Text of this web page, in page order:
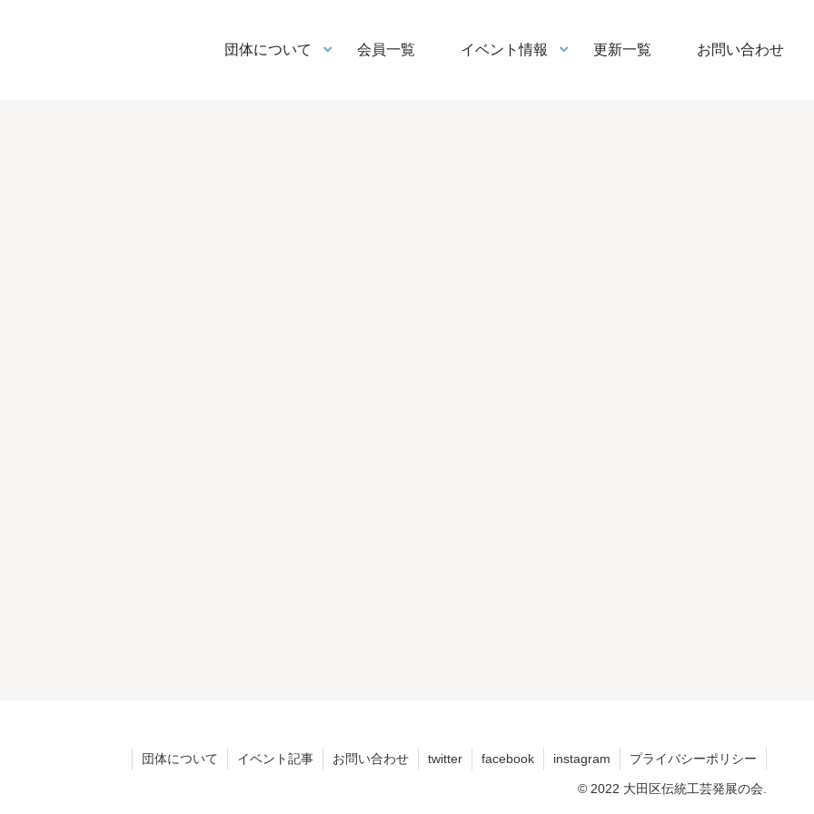
団体について 会員一覧 イベント情報 更新一覧 お問い合わせ
団体について イベント記事 お問い合わせ twitter facebook instagram プライバシーポリシー
© 2022 大田区伝統工芸発展の会.